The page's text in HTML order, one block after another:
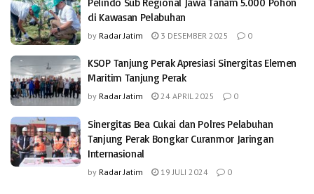
di Kawasan Pelabuhan
by Radar Jatim 3 DESEMBER 2025 0
KSOP Tanjung Perak Apresiasi Sinergitas Elemen
Maritim Tanjung Perak
by Radar Jatim 24 APRIL 2025 0
Sinergitas Bea Cukai dan Polres Pelabuhan
Tanjung Perak Bongkar Curanmor Jaringan
Internasional
by Radar Jatim 19 JULI 2024 0